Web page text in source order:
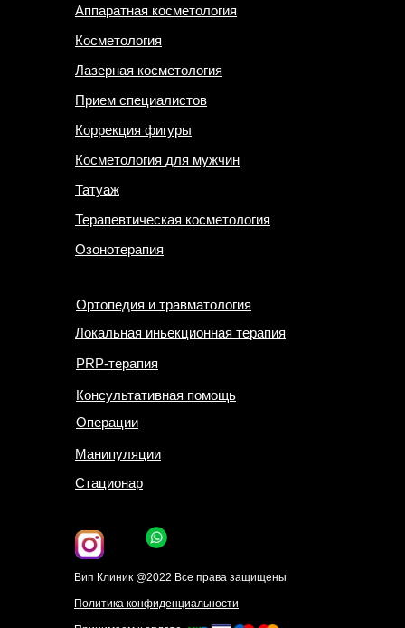
Вип Клиник @2022 Все права защищены
Политика конфиденциальности
Аппаратная косметология
Косметология
Лазерная косметология
Прием специалистов
Коррекция фигуры
Косметология для мужчин
Татуаж
Терапевтическая косметология
Озонотерапия
Ортопедия и травматология
Локальная иньекционная терапия
PRP-терапия
Консультативная помощь
Операции
Манипуляции
Стационар